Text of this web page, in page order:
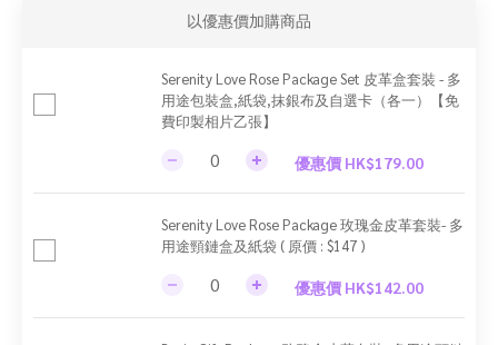
以優惠價加購商品
Serenity Love Rose Package Set 皮革盒套裝 - 多
用途包裝盒,紙袋,抹銀布及自選卡（各一）【免
費印製相片乙張】
優惠價 HK$179.00
Serenity Love Rose Package 玫瑰金皮革套裝- 多
用途頸鏈盒及紙袋 ( 原價 : $147 )
優惠價 HK$142.00